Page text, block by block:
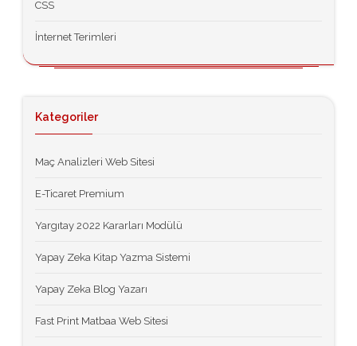
CSS
İnternet Terimleri
Kategoriler
Maç Analizleri Web Sitesi
E-Ticaret Premium
Yargıtay 2022 Kararları Modülü
Yapay Zeka Kitap Yazma Sistemi
Yapay Zeka Blog Yazarı
Fast Print Matbaa Web Sitesi